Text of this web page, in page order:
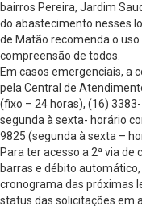
bairros Pereira, Jardim
do abastecimento nesses
de Matão recomenda o
compreensão de todos.
Em casos emergenciais, a
pela Central de
(fixo – 24 horas), (16)
segunda à sexta- horário
9825 (segunda à sexta –
Para ter acesso a 2ª via
barras e débito
cronograma das próximas
status das solicitações em